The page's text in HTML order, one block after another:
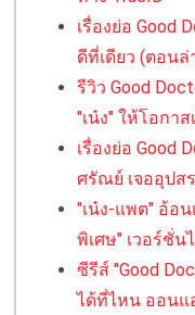
เรื่องย่อ Good
ดีที่เดียว (ตอนล่
รีวิว Good
"เน๋ง" ให้โอกา
เรื่องย่อ Good
ศรัณย์ เจออุปส
"เน๋ง-แพต" อ้อน
พิเศษ" เวอร์ชั่น
ซีรีส์ "Good
ได้ที่ไหน ออนแ